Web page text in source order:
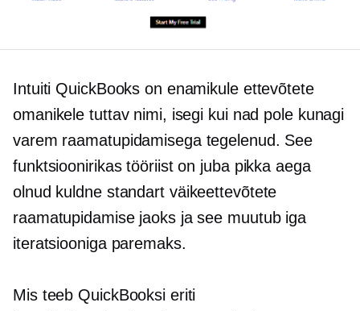
Intuiti QuickBooks on enamikule ettevõtete
omanikele tuttav nimi, isegi kui nad pole kunagi
varem raamatupidamisega tegelenud. See
funktsioonirikastööriist on juba pikka aega
olnud kuldne standartväikeettevõtete
raamatupidamise jaoks ja see muutub iga
iteratsiooniga paremaks.
Mis teeb QuickBooksi eriti